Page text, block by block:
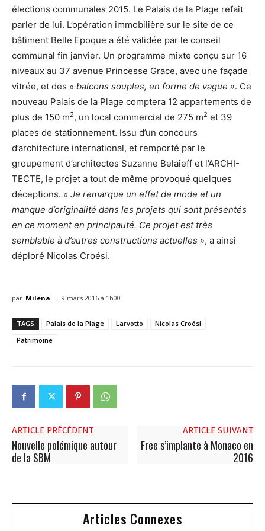
élections communales 2015. Le Palais de la Plage refait
parler de lui. L’opération immobilière sur le site de ce
bâtiment Belle Epoque a été validée par le conseil
communal fin janvier. Un programme mixte conçu sur 16
niveaux au 37 avenue Princesse Grace, avec une façade
vitrée, et des « balcons souples, en forme de vague ». Ce
nouveau Palais de la Plage comptera 12 appartements de
plus de 150 m2, un local commercial de 275 m2 et 39
places de stationnement. Issu d’un concours
d’architecture international, et remporté par le
groupement d’architectes Suzanne Belaieff et l’ARCHI-
TECTE, le projet a tout de même provoqué quelques
déceptions. « Je remarque un effet de mode et un
manque d’originalité dans les projets qui sont présentés
en ce moment en principauté. Ce projet est très
semblable à d’autres constructions actuelles », a ainsi
déploré Nicolas Croési.
par Milena - 9 mars 2016 à 1h00
TAGS Palais de la Plage Larvotto
Nicolas Croési
Patrimoine
ARTICLE PRÉCÉDENT
Nouvelle polémique autour
de la SBM
ARTICLE SUIVANT
Free s’implante à Monaco en
2016
Articles Connexes